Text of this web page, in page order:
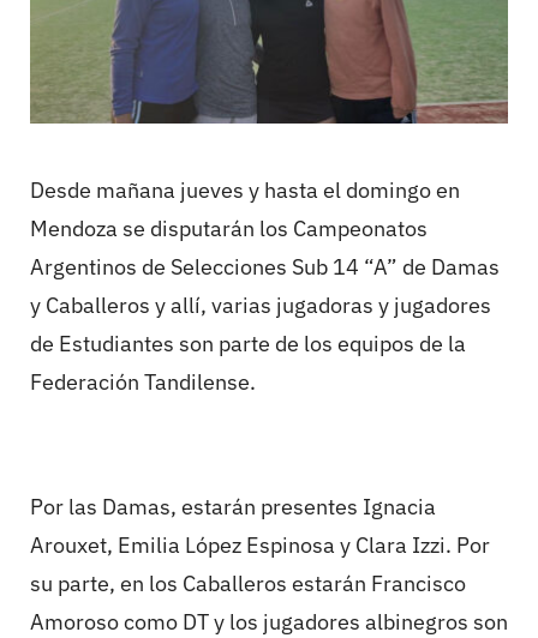
Desde mañana jueves y hasta el domingo en
Mendoza se disputarán los Campeonatos
Argentinos de Selecciones Sub 14 “A” de Damas
y Caballeros y allí, varias jugadoras y jugadores
de Estudiantes son parte de los equipos de la
Federación Tandilense.
Por las Damas, estarán presentes Ignacia
Arouxet, Emilia López Espinosa y Clara Izzi. Por
su parte, en los Caballeros estarán Francisco
Amoroso como DT y los jugadores albinegros son